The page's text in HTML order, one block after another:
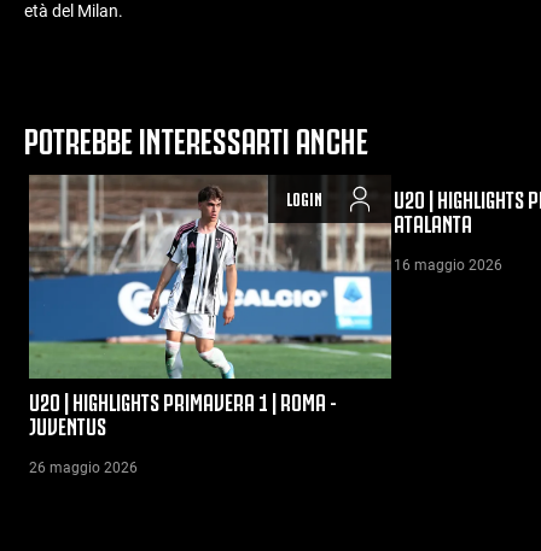
età del Milan.
POTREBBE INTERESSARTI ANCHE
LOGIN
U20 | HIGHLIGHTS PRIMAVERA 1 | ROMA -
JUVENTUS
26 maggio 2026
U20 | HIGHLIGHTS
ATALANTA
16 maggio 2026